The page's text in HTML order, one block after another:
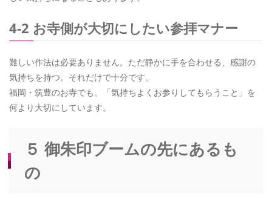
4-2 お寺側が大切にしたい参拝マナー
難しい作法は必要ありません。ただ静かに手を合わせる、感謝の
気持ちを持つ。それだけで十分です。
福岡・筑豊のお寺でも、「気持ちよくお参りしてもらうこと」を
何より大切にしています。
５ 御朱印ブームの先にあるも
の